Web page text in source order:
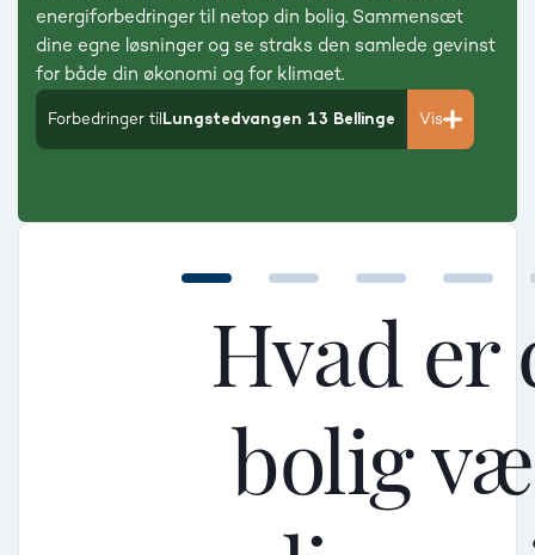
energiforbedringer til netop din bolig. Sammensæt
dine egne løsninger og se straks den samlede gevinst
for både din økonomi og for klimaet.
Forbedringer til Lungstedvangen 13 Bellinge Vis
Hvad er
bolig
Mindre god
Mellem
Mindre god
Mellem
Mindre god
Mellem